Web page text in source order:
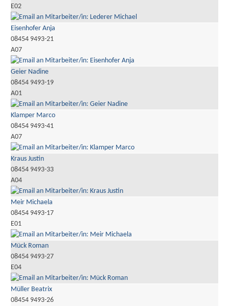
E02
Eisenhofer Anja
08454 9493-21
A07
Geier Nadine
08454 9493-19
A01
Klamper Marco
08454 9493-41
A07
Kraus Justin
08454 9493-33
A04
Meir Michaela
08454 9493-17
E01
Mück Roman
08454 9493-27
E04
Müller Beatrix
08454 9493-26